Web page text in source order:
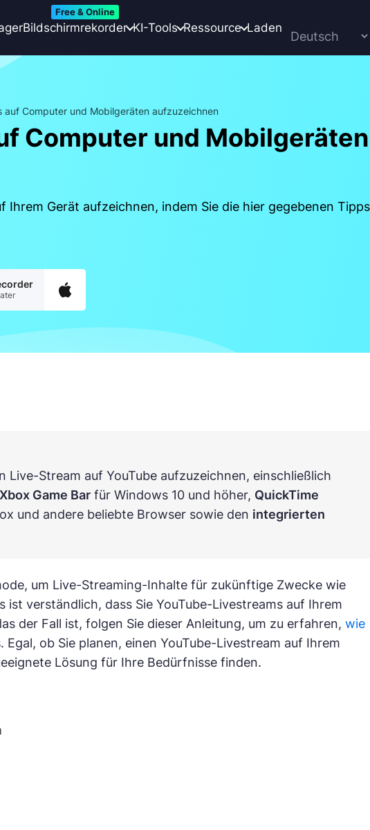
Bildschirmrekorder
Free & Online
KI-Tools Ressource Laden
Computer und Mobilgeräten aufzuzeichnen
Computer und Mobilgeräten
Gerät aufzeichnen, indem Sie die hier gegebenen Tipps
Stream auf YouTube aufzuzeichnen, einschließlich
Xbox Game Bar für Windows 10 und höher, QuickTime
und andere beliebte Browser sowie den integrierten
um Live-Streaming-Inhalte für zukünftige Zwecke wie
verständlich, dass Sie YouTube-Livestreams auf Ihrem
der Fall ist, folgen Sie dieser Anleitung, um zu erfahren, wie
ob Sie planen, einen YouTube-Livestream auf Ihrem
Lösung für Ihre Bedürfnisse finden.